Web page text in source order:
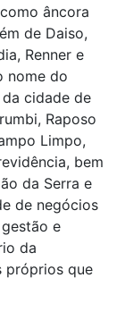
âncora
de Daiso,
Renner e
nome do
cidade de
Raposo
Limpo,
bem
da Serra e
de negócios
e
da
próprios que